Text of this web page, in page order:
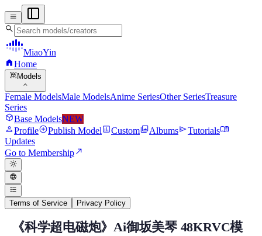
menu
search
MiaoYin
homeHome
view_in_ar Models
expand_more
Female ModelsMale ModelsAnime SeriesOther SeriesTreasure
Series
deployed_codeBase ModelsNEW
personProfileadd_circlePublish ModelassessmentCustomphoto_libraryAlbumssendTutorialsmenu_book
Updates
Go to Membershipnorth_east
light_mode
language
format_list_bulleted
Terms of Service Privacy Policy
KRVC RVC Voice Model
《科学超电磁炮》Ai御坂美琴 48KRVC模